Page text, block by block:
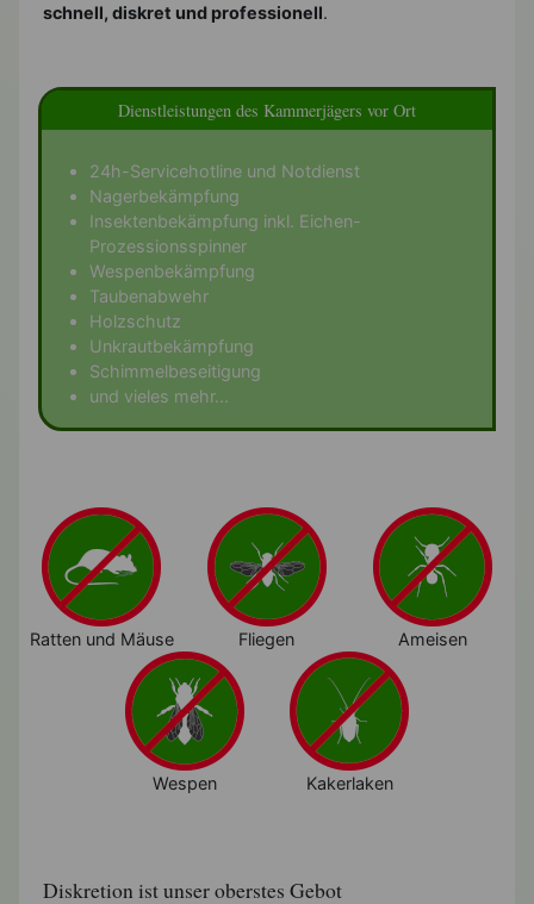
schnell, diskret und professionell.
Dienstleistungen des Kammerjägers vor Ort
24h-Servicehotline und Notdienst
Nagerbekämpfung
Insektenbekämpfung inkl. Eichen-
Prozessionsspinner
Wespenbekämpfung
Taubenabwehr
Holzschutz
Unkrautbekämpfung
Schimmelbeseitigung
und vieles mehr...
Ratten und Mäuse Fliegen Ameisen
Wespen Kakerlaken
Diskretion ist unser oberstes Gebot